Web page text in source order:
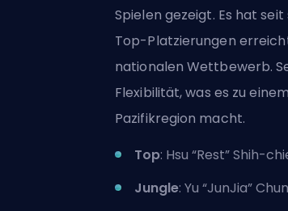
Spielen gezeigt. Es hat
Top-Platzierungen
nationalen Wettbewerb.
Flexibilität, was es zu
Pazifikregion macht.
Top: Hsu “Rest” Shih-
Jungle: Yu “JunJia”